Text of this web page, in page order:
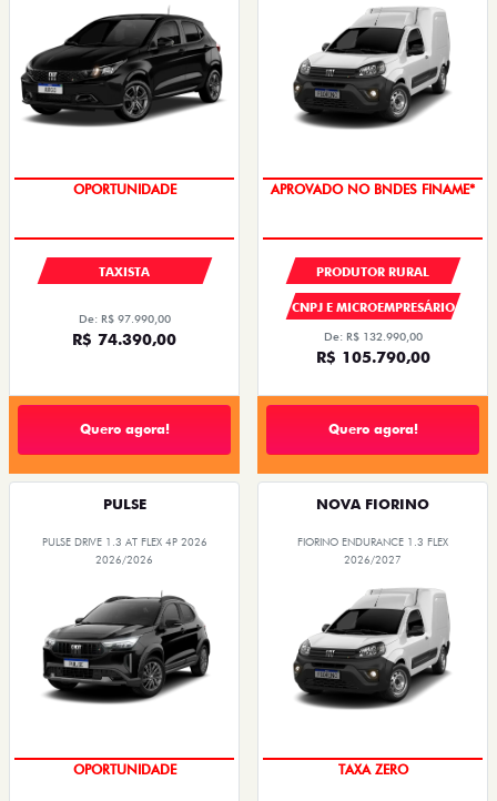
OPORTUNIDADE
TAXISTA
De: R$ 97.990,00
R$ 74.390,00
Quero agora!
APROVADO NO BNDES FINAME*
PRODUTOR RURAL
CNPJ E MICROEMPRESÁRIO
De: R$ 132.990,00
R$ 105.790,00
Quero agora!
PULSE
PULSE DRIVE 1.3 AT FLEX 4P 2026
2026/2026
OPORTUNIDADE
NOVA FIORINO
FIORINO ENDURANCE 1.3 FLEX
2026/2027
TAXA ZERO